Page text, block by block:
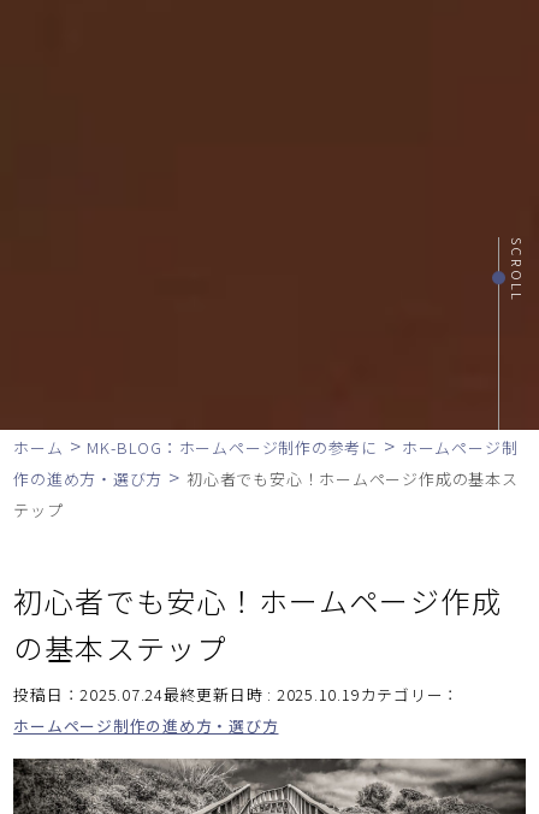
SCROLL
ホーム > MK-BLOG：ホームページ制作の参考に > ホームページ制
作の進め方・選び方 >初心者でも安心！ホームページ作成の基本ス
テップ
初心者でも安心！ホームページ作成
の基本ステップ
投稿日：2025.07.24最終更新日時 : 2025.10.19カテゴリー：
ホームページ制作の進め方・選び方